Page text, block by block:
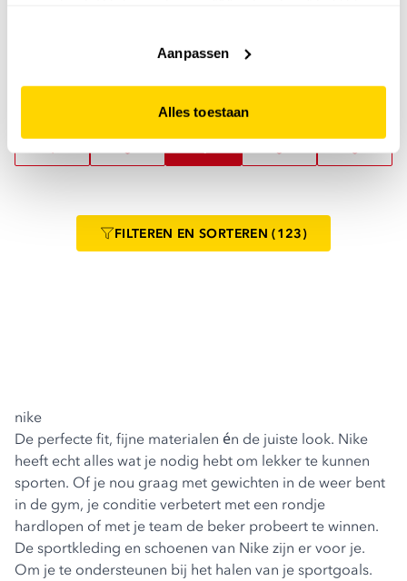
website niet optimaal functioneert.
Aanpassen
Alles toestaan
VORIGE PAGINA VOLGENDE PAGINA
1 3 4 5 6
FILTEREN EN SORTEREN (123)
nike
De perfecte fit, fijne materialen én de juiste look. Nike
heeft echt alles wat je nodig hebt om lekker te kunnen
sporten. Of je nou graag met gewichten in de weer bent
in de gym, je conditie verbetert met een rondje
hardlopen of met je team de beker probeert te winnen.
De sportkleding en schoenen van Nike zijn er voor je.
Om je te ondersteunen bij het halen van je sportgoals.